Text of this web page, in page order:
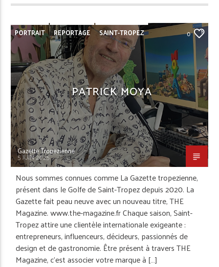
PORTRAIT REPORTAGE SAINT-TROPEZ 0
PATRICK MOYA
Gazette Tropezienne
5 JUIN 2025
Nous sommes connues comme La Gazette tropezienne,
présent dans le Golfe de Saint-Tropez depuis 2020. La
Gazette fait peau neuve avec un nouveau titre, THE
Magazine. www.the-magazine.fr Chaque saison, Saint-
Tropez attire une clientèle internationale exigeante :
entrepreneurs, influenceurs, décideurs, passionnés de
design et de gastronomie. Être présent à travers THE
Magazine, c’est associer votre marque à […]